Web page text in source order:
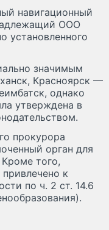
навигационный
ООО
установленного
значимым
Красноярск —
однако
утверждена в
прокурора
орган для
того,
к
по ч. 2 ст. 14.6